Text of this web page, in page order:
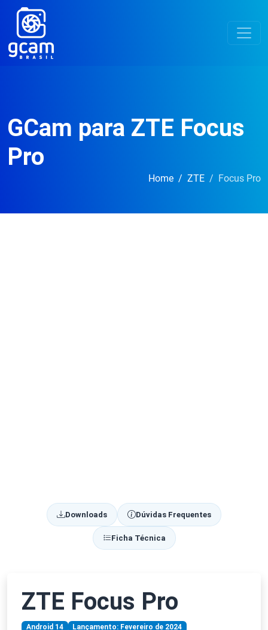
GCam para ZTE Focus
Pro
Home ZTE Focus Pro
Downloads Dúvidas Frequentes
Ficha Técnica
ZTE Focus Pro
Android 14
Lançamento: Fevereiro de 2024